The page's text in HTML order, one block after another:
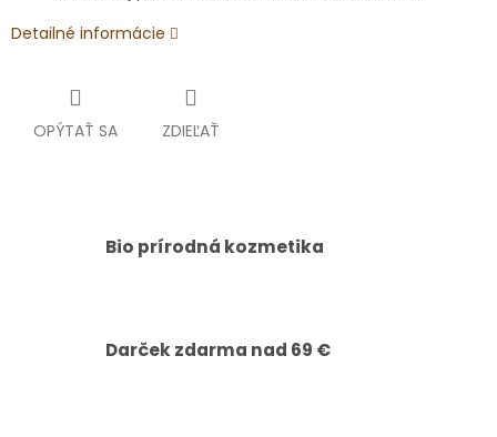
Detailné informácie
OPÝTAŤ SA ZDIEĽAŤ
Bio prírodná kozmetika
Darček zdarma nad 69 €